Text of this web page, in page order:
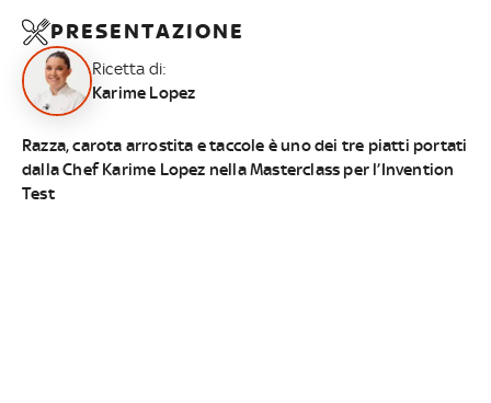
PRESENTAZIONE
Ricetta di:
Karime Lopez
Razza, carota arrostita e taccole è uno dei tre piatti portati
dalla Chef Karime Lopez nella Masterclass per l’Invention
Test